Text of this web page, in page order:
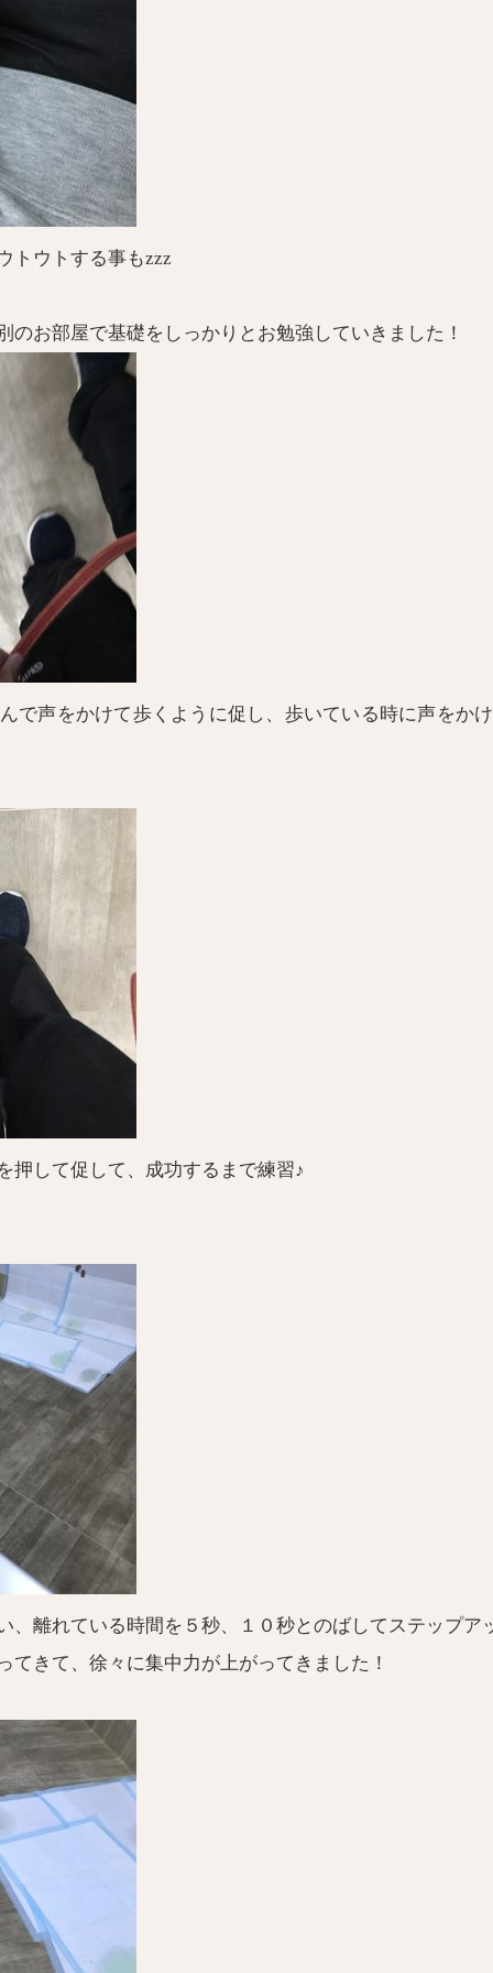
トウトする事もzzz
のお部屋で基礎をしっかりとお勉強していきました！
で声をかけて歩くように促し、歩いている時に声をか
押して促して、成功するまで練習♪
、離れている時間を５秒、１０秒とのばしてステップア
きて、徐々に集中力が上がってきました！